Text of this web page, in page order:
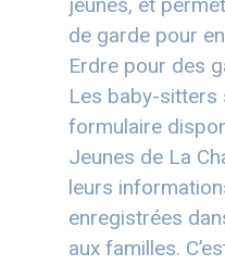
jeunes, et
de garde pour
Erdre pour des
Les baby-sitters
formulaire
Jeunes de La
leurs
enregistrées
aux familles.